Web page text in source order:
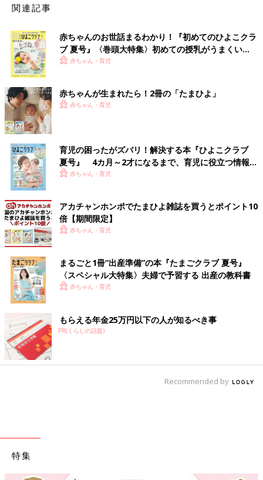
関連記事
赤ちゃんのお世話まるわかり！『初めてのひよこクラ
ブ 夏号』〈巻頭大特集〉初めての授乳がうまくい
く！ おっぱい・ミルクの基本と夏のトラブル 解決テ
赤ちゃん・育児
赤ちゃんが生まれたら！2冊の「たまひよ」
赤ちゃん・育児
育児の困ったがズバリ！解決する本『ひよこクラブ
夏号』 4カ月～2才になるまで、育児に役立つ情報が
いっぱい！
赤ちゃん・育児
アカチャンホンポでたまひよ雑誌を買うとポイント10
倍【期間限定】
赤ちゃん・育児
まるごと1冊“出産準備”の本『たまごクラブ 夏号』
〈スペシャル大特集〉夫婦で予習する 出産の教科書
赤ちゃん・育児
もらえる年金25万円以下の人が知るべき事
PR(くらしの話題)
Recommended by
特集